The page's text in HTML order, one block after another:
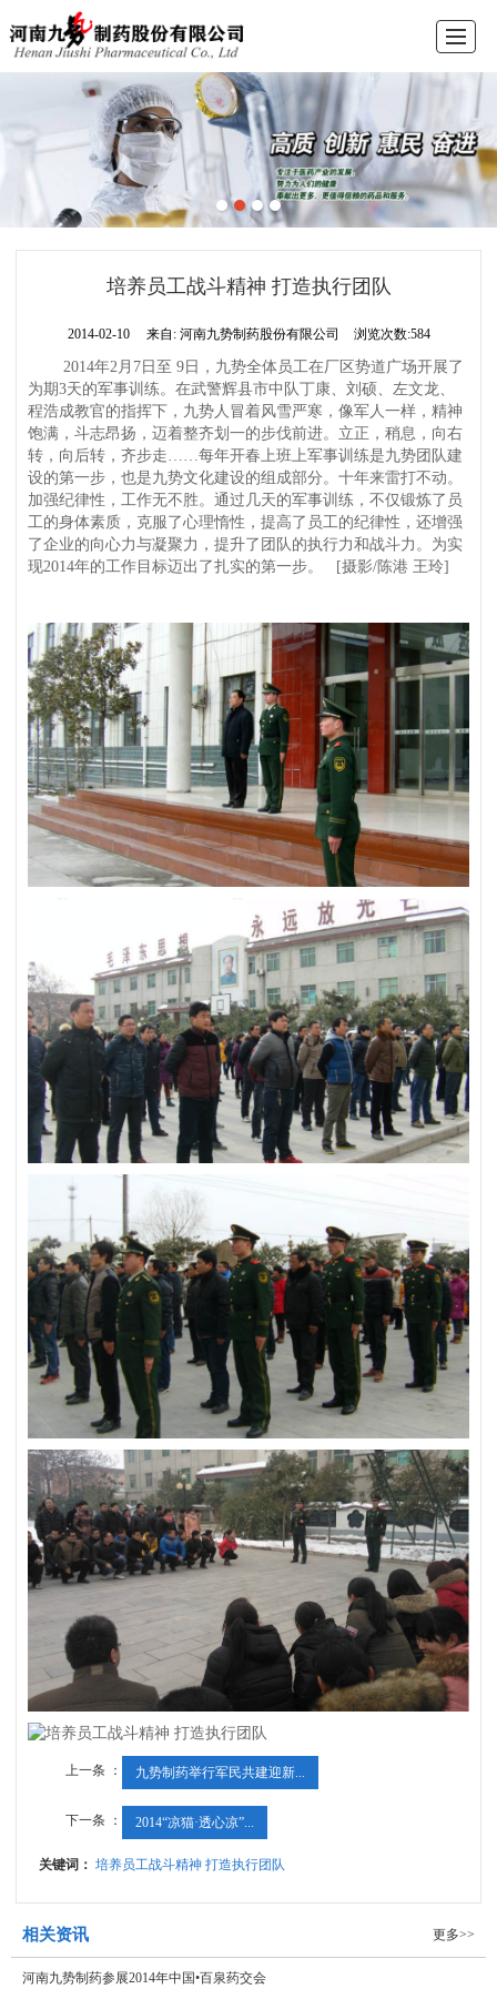
公司介绍 新闻中心 产品展示
培养员工战斗精神 打造执行团队
2014-02-10 来自: 河南九势制药股份有限公司 浏览次数:584
2014年2月7日至 9日，九势全体员工在厂区势道广场开展了
为期3天的军事训练。在武警辉县市中队丁康、刘硕、左文龙、
程浩成教官的指挥下，九势人冒着风雪严寒，像军人一样，精神
饱满，斗志昂扬，迈着整齐划一的步伐前进。立正，稍息，向右
转，向后转，齐步走……每年开春上班上军事训练是九势团队建
设的第一步，也是九势文化建设的组成部分。十年来雷打不动。
加强纪律性，工作无不胜。通过几天的军事训练，不仅锻炼了员
工的身体素质，克服了心理惰性，提高了员工的纪律性，还增强
了企业的向心力与凝聚力，提升了团队的执行力和战斗力。为实
现2014年的工作目标迈出了扎实的第一步。 [摄影/陈港 王玲]
上一条 ： 九势制药举行军民共建迎新...
下一条 ： 2014“凉猫·透心凉”...
关键词：培养员工战斗精神 打造执行团队
相关资讯 更多>>
河南九势制药参展2014年中国•百泉药交会